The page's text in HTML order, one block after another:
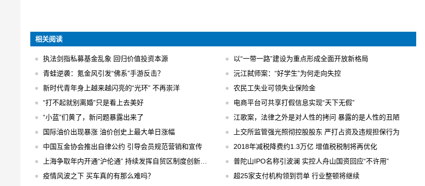
相关阅读
执法剑指私募基金乱象 回归价值投资本源
以“一带一路”建设为重点形成全面开放新格局
青蛙逆袭：氪金风引发“佛系”手游反击？
沅江弑师案：“好学生”为何走向失控
新时代青年身上越来越闪亮的“光环” 不再崇洋
农民工失业可领失业保险金
“打不起就别离婚”只是看上去美好
电商平台可共享打假信息实现“天下无假”
“小蓝”们黄了，新问题暴露出来了
江歌案，法律之外是对人性的拷问 暴露的是人性的丑陋
国际油价出现暴涨 油价创史上最大单日涨幅
上交所监管强光照彻控股股东 严打占资及违规担保行为
中国互金协会推出自律公约 引导会员规范营销和宣传
2018年减税降费约1.3万亿 增值税税制将再优化
上海争取年内开通“沪伦通” 持续发挥自贸区制度创新优势
普陀山IPO名称引波澜 实控人舟山国资回应“不许用”
疫情风波之下 买车真的有那么难吗？
超25家支付机构领到罚单 行业整顿将继续